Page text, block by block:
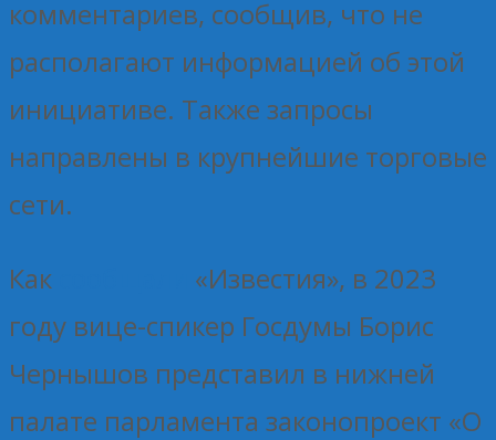
комментариев, сообщив, что не
располагают информацией об этой
инициативе. Также запросы
направлены в крупнейшие торговые
сети.
Как
«Известия», в 2023
году вице-спикер Госдумы Борис
Чернышов представил в нижней
палате парламента законопроект «О